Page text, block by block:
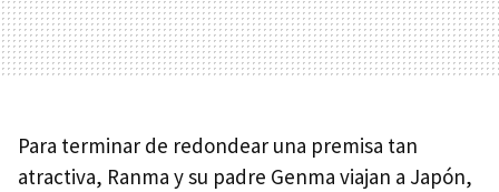
Para terminar de redondear una premisa tan
atractiva, Ranma y su padre Genma viajan a Japón,